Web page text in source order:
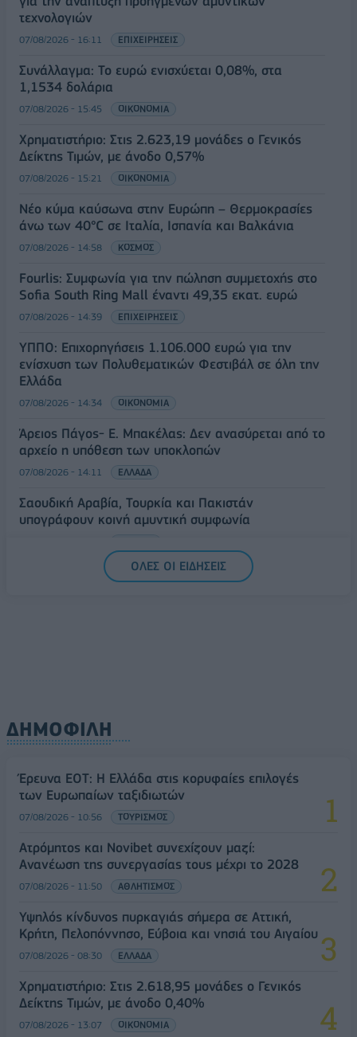
τεχνολογιών
07/08/2026 - 16:11 ΕΠΙΧΕΙΡΗΣΕΙΣ
Συνάλλαγμα: Το ευρώ ενισχύεται 0,08%, στα
1,1534 δολάρια
07/08/2026 - 15:45 ΟΙΚΟΝΟΜΙΑ
Χρηματιστήριο: Στις 2.623,19 μονάδες ο Γενικός
Δείκτης Τιμών, με άνοδο 0,57%
07/08/2026 - 15:21 ΟΙΚΟΝΟΜΙΑ
Νέο κύμα καύσωνα στην Ευρώπη – Θερμοκρασίες
άνω των 40°C σε Ιταλία, Ισπανία και Βαλκάνια
07/08/2026 - 14:58 ΚΟΣΜΟΣ
Fourlis: Συμφωνία για την πώληση συμμετοχής στο
Sofia South Ring Mall έναντι 49,35 εκατ. ευρώ
07/08/2026 - 14:39 ΕΠΙΧΕΙΡΗΣΕΙΣ
ΥΠΠΟ: Επιχορηγήσεις 1.106.000 ευρώ για την
ενίσχυση των Πολυθεματικών Φεστιβάλ σε όλη την
Ελλάδα
07/08/2026 - 14:34 ΟΙΚΟΝΟΜΙΑ
Άρειος Πάγος- Ε. Μπακέλας: Δεν ανασύρεται από το
αρχείο η υπόθεση των υποκλοπών
07/08/2026 - 14:11 ΕΛΛΑΔΑ
Σαουδική Αραβία, Τουρκία και Πακιστάν
υπογράφουν κοινή αμυντική συμφωνία
ΟΛΕΣ ΟΙ ΕΙΔΗΣΕΙΣ
ΔΗΜΟΦΙΛΗ
Έρευνα ΕΟΤ: Η Ελλάδα στις κορυφαίες επιλογές
των Ευρωπαίων ταξιδιωτών
07/08/2026 - 10:56 ΤΟΥΡΙΣΜΟΣ
Ατρόμητος και Novibet συνεχίζουν μαζί:
Ανανέωση της συνεργασίας τους μέχρι το 2028
07/08/2026 - 11:50 ΑΘΛΗΤΙΣΜΟΣ
Υψηλός κίνδυνος πυρκαγιάς σήμερα σε Αττική,
Κρήτη, Πελοπόννησο, Εύβοια και νησιά του Αιγαίου
07/08/2026 - 08:30 ΕΛΛΑΔΑ
Χρηματιστήριο: Στις 2.618,95 μονάδες ο Γενικός
Δείκτης Τιμών, με άνοδο 0,40%
07/08/2026 - 13:07 ΟΙΚΟΝΟΜΙΑ